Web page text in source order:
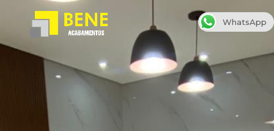
WhatsApp